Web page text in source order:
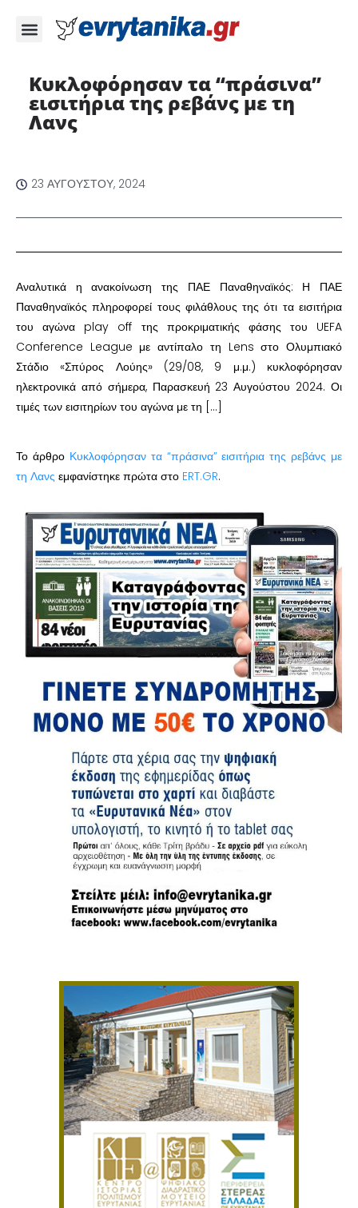
Κυκλοφόρησαν τα “πράσινα”
εισιτήρια της ρεβάνς με τη
Λανς
23 ΑΥΓΟΎΣΤΟΥ, 2024
Αναλυτικά η ανακοίνωση της ΠΑΕ Παναθηναϊκός: Η ΠΑΕ
Παναθηναϊκός πληροφορεί τους φιλάθλους της ότι τα εισιτήρια
του αγώνα play off της προκριματικής φάσης του UEFA
Conference League με αντίπαλο τη Lens στο Ολυμπιακό
Στάδιο «Σπύρος Λούης» (29/08, 9 μ.μ.) κυκλοφόρησαν
ηλεκτρονικά από σήμερα, Παρασκευή 23 Αυγούστου 2024. Οι
τιμές των εισιτηρίων του αγώνα με τη […]
Το άρθρο Κυκλοφόρησαν τα “πράσινα” εισιτήρια της ρεβάνς με
τη Λανς εμφανίστηκε πρώτα στο ERT.GR.